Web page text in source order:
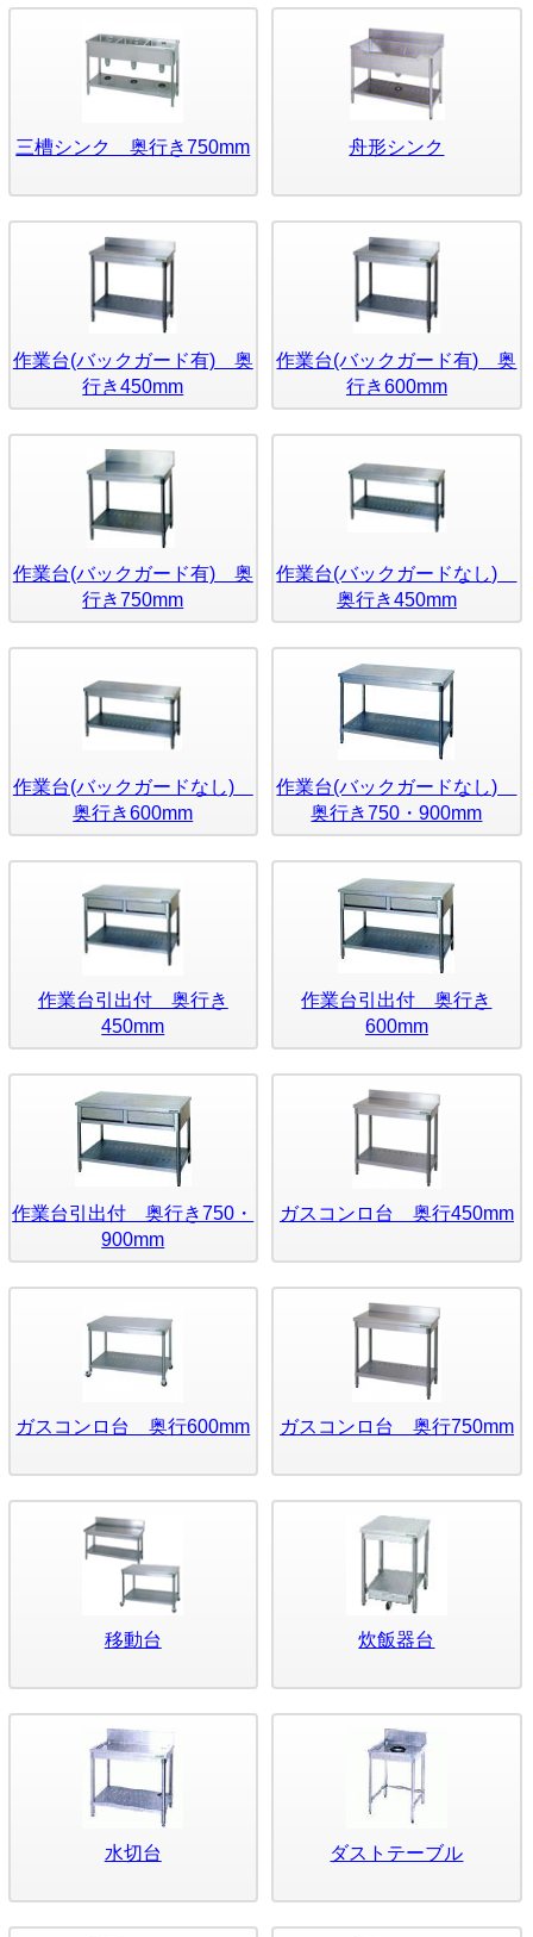
三槽シンク 奥行き750mm 舟形シンク
作業台(バックガード有) 奥
行き450mm
作業台(バックガード有) 奥
行き600mm
作業台(バックガード有) 奥
行き750mm
作業台(バックガードなし)
奥行き450mm
作業台(バックガードなし)
奥行き600mm
作業台(バックガードなし)
奥行き750・900mm
作業台引出付 奥行き
450mm
作業台引出付 奥行き
600mm
作業台引出付 奥行き750・
900mm
ガスコンロ台 奥行450mm
ガスコンロ台 奥行600mm ガスコンロ台 奥行750mm
移動台 炊飯器台
水切台 ダストテーブル